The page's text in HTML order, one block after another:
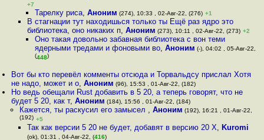
+7
Тарелку риса,Аноним (274), 10:33 , 02-Авг-22, (276) +1
В стагнации тут находишься только ты Ещё раз ядро это
библиотека, оно никаких п, Аноним (273), 10:11 , 02-Авг-22, (273) +2
Оно такая довольно забавная библиотека с вон теми
ядерными тредами и фоновыми во,Аноним (-), 04:02 , 05-Авг-22,
(448)
Вот бы кто перевёл комменты отсюда и Торвальдсу прислал Хотя
не надо, может и о,Аноним (96), 15:53 , 01-Авг-22, (182)
Но ведь обещали Rust добавить в 5 20, а теперь говорят, что не
будет 5 20, как т,Аноним (184), 15:56 , 01-Авг-22, (184)
Кажется, ты раскусил его замысел , Аноним (192), 16:21 , 01-Авг-22,
(192) +5
Так как версии 5 20 не будет, добавят в версию 20 Х, Kuromi
(ok), 01:31 , 04-Авг-22, (416)